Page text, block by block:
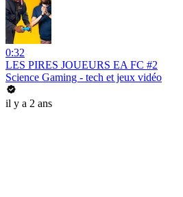
0:32
LES PIRES JOUEURS EA FC #2
Science Gaming - tech et jeux vidéo
il y a 2 ans